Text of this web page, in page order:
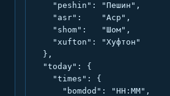
    "peshin": "Пешин",
    "asr":    "Аср",
    "shom":   "Шом",
    "xufton": "Хуфтон"
  },
  "today": {
    "times": {
      "bomdod": "HH:MM",